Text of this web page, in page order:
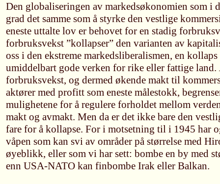
Den globaliseringen av markedsøkonomien som i
grad det samme som å styrke den vestlige
eneste uttalte lov er behovet for en stadig
forbruksvekst ”kollapser” den varianten av
oss i den ekstreme markedsliberalismen, en
umiddelbart gode verken for rike eller fattige land.
forbruksvekst, og dermed økende makt til
aktører med profitt som eneste målestokk,
mulighetene for å regulere forholdet mellom
makt og avmakt. Men da er det ikke bare den
fare for å kollapse. For i motsetning til i 1945 har
våpen som kan svi av områder på størrelse med
øyeblikk, eller som vi har sett: bombe en by med
enn USA-NATO kan finbombe Irak eller Balkan.